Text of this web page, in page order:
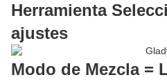
Herramienta
ajustes
Modo de Mezcla =